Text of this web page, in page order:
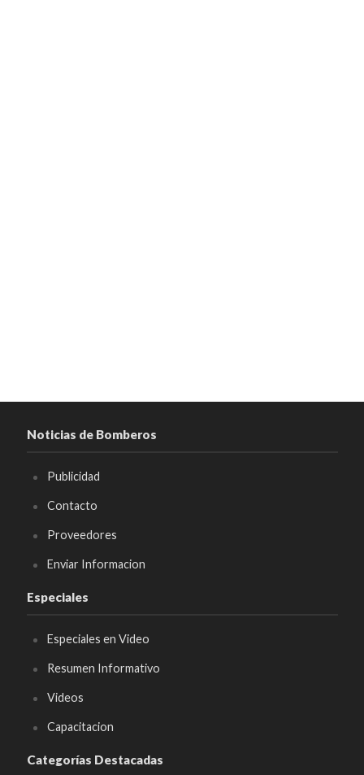
Noticias de Bomberos
Publicidad
Contacto
Proveedores
Enviar Informacion
Especiales
Especiales en Video
Resumen Informativo
Videos
Capacitacion
Categorías Destacadas